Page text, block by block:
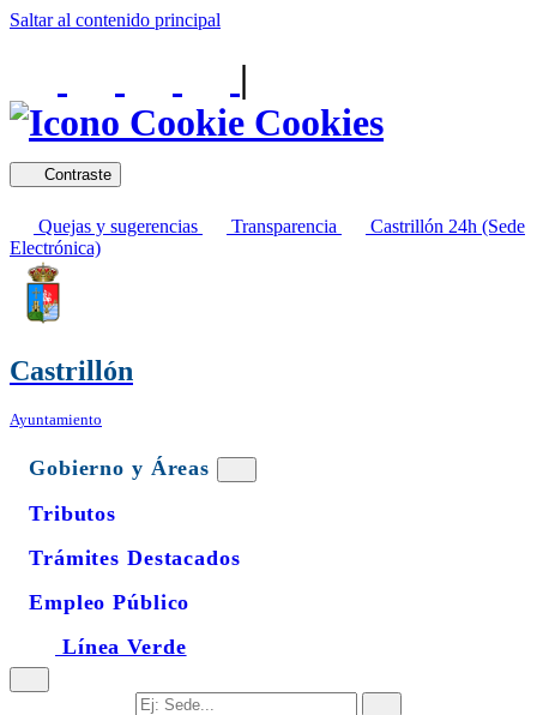
Saltar al contenido principal
|
Cookies
Contraste
Quejas y sugerencias Transparencia
Castrillón 24h (Sede
Electrónica)
Castrillón
Ayuntamiento
Gobierno y Áreas
Tributos
Trámites Destacados
Empleo Público
Línea Verde